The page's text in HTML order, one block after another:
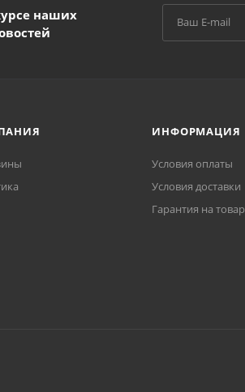
наших
ИНФОРМАЦИЯ
Условия оплаты
Условия доставки
Гарантия на товар